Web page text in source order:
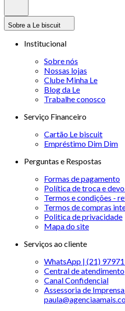
Sobre a Le biscuit
Institucional
Sobre nós
Nossas lojas
Clube Minha Le
Blog da Le
Trabalhe conosco
Serviço Financeiro
Cartão Le biscuit
Empréstimo Dim Dim
Perguntas e Respostas
Formas de pagamento
Política de troca e
Termos e condições -
Termos de compras
Politica de privacidade
Mapa do site
Serviços ao cliente
WhatsApp | (21)
Central de atendimento
Canal Confidencial
Assessoria de